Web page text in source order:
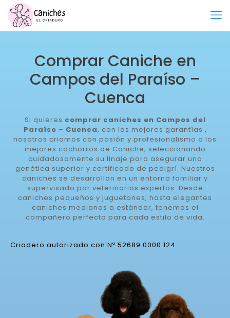
Comprar Caniche en
Campos del Paraíso –
Cuenca
Si quieres comprar caniches en Campos del
Paraíso – Cuenca, con las mejores garantías ,
nosotros criamos con pasión y profesionalismo a los
mejores cachorros de Caniche, seleccionando
cuidadosamente su linaje para asegurar una
genética superior y certificado de pedigrí. Nuestros
caniches se desarrollan en un entorno familiar y
supervisado por veterinarios expertos. Desde
caniches pequeños y juguetones, hasta elegantes
caniches medianos o estándar, tenemos el
compañero perfecto para cada estilo de vida.
Criadero autorizado con Nº 52689 0000 124